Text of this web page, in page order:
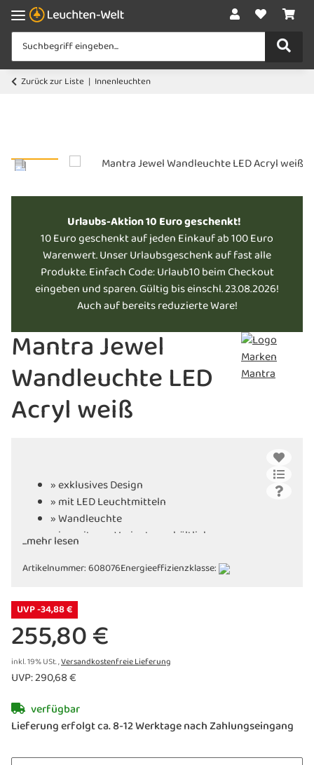
Zurück zur Liste Innenleuchten
Urlaubs-Aktion 10 Euro geschenkt!
10 Euro geschenkt auf jeden Einkauf ab 100 Euro
Warenwert. Unser Urlaubsgeschenk auf fast alle
Produkte. Einfach Code: Urlaub10 beim Checkout
eingeben und sparen. Gültig bis einschl. 23.08.2026!
Auch auf bereits reduzierte Ware!
Mantra Jewel
Wandleuchte LED
Acryl weiß
» exklusives Design
» mit LED Leuchtmitteln
» Wandleuchte
» in weiteren Varianten erhältlich
...mehr lesen
Artikelnummer:608076Energieeffizienzklasse:
UVP -34,88 €
255,80 €
inkl. 19% USt. ,Versandkostenfreie Lieferung
UVP:290,68 €
verfügbar
Lieferung erfolgt ca. 8-12 Werktage nach Zahlungseingang